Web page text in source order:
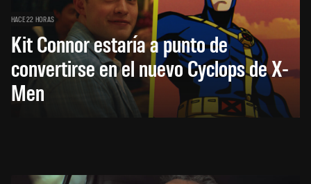
HACE 22 HORAS
Kit Connor estaría a punto de
convertirse en el nuevo Cyclops de X-
Men